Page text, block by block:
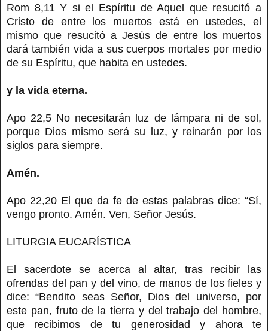
Rom 8,11 Y si el Espíritu de Aquel que resucitó a
Cristo de entre los muertos está en ustedes, el
mismo que resucitó a Jesús de entre los muertos
dará también vida a sus cuerpos mortales por medio
de su Espíritu, que habita en ustedes.
y la vida eterna.
Apo 22,5 No necesitarán luz de lámpara ni de sol,
porque Dios mismo será su luz, y reinarán por los
siglos para siempre.
Amén.
Apo 22,20 El que da fe de estas palabras dice: “Sí,
vengo pronto. Amén. Ven, Señor Jesús.
LITURGIA EUCARÍSTICA
El sacerdote se acerca al altar, tras recibir las
ofrendas del pan y del vino, de manos de los fieles y
dice: “Bendito seas Señor, Dios del universo, por
este pan, fruto de la tierra y del trabajo del hombre,
que recibimos de tu generosidad y ahora te